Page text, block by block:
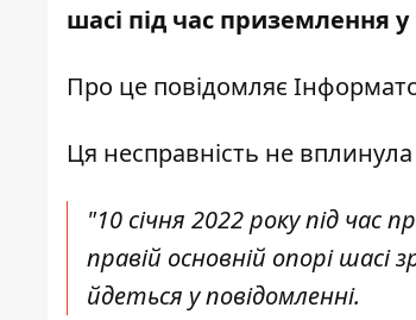
шасі під час приземлення
Про це повідомляє
Ця несправність не
"10 січня 2022 року під
правій основній опорі шасі
йдеться у повідомленні.